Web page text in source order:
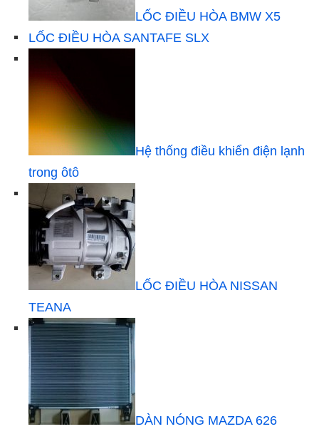
LỐC ĐIỀU HÒA BMW X5
LỐC ĐIỀU HÒA SANTAFE SLX
Hệ thống điều khiển điện lạnh
trong ôtô
LỐC ĐIỀU HÒA NISSAN
TEANA
DÀN NÓNG MAZDA 626